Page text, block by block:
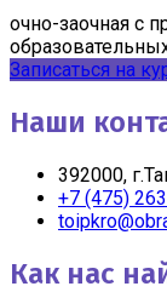
очно-заочная с
Записаться на
Наши
392000,
+7 (475)
Как нас